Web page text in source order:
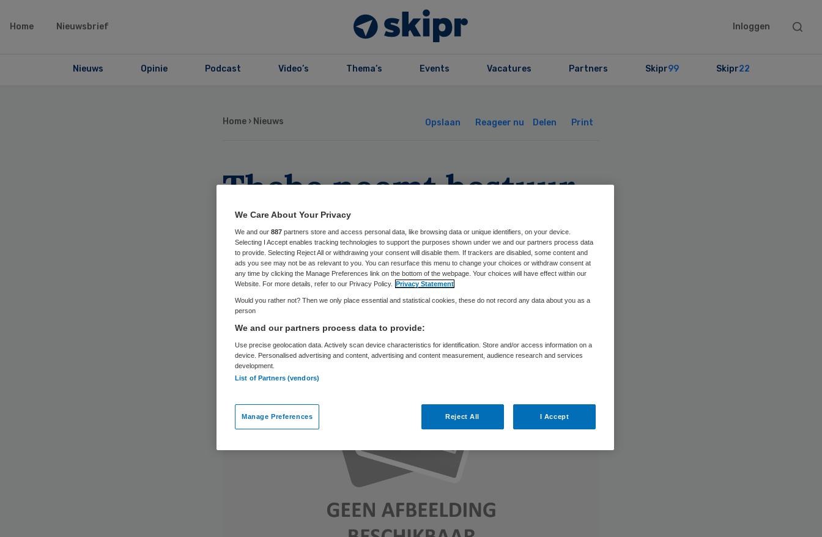
Home Nieuwsbrief Inloggen
Search
Nieuws Opinie Podcast Video’s Thema’s Events Vacatures Partners Skipr99 Skipr22
Home › Nieuws Opslaan Reageer nu Delen Print
Thebe neemt bestuur
Breda-Actief over
Skipr Redactie 6 februari 2012,09:46 45 keer gelezen
We Care About Your Privacy
We and our 887 partners store and access personal data, like browsing data or unique identifiers, on your device.
Selecting I Accept enables tracking technologies to support the purposes shown under we and our partners process data
to provide. Selecting Reject All or withdrawing your consent will disable them. If trackers are disabled, some content and
ads you see may not be as relevant to you. You can resurface this menu to change your choices or withdraw consent at
any time by clicking the Manage Preferences link on the bottom of the webpage. Your choices will have effect within our
Website. For more details, refer to our Privacy Policy. Privacy Statement
Would you rather not? Then we only place essential and statistical cookies, these do not record any data about you as a
person
We and our partners process data to provide:
Use precise geolocation data. Actively scan device characteristics for identification. Store and/or access information on a
device. Personalised advertising and content, advertising and content measurement, audience research and services
development.
List of Partners (vendors)
Manage Preferences Reject All I Accept